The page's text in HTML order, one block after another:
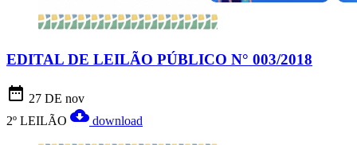
EDITAL DE LEILÃO PÚBLICO N° 003/2018
date_range 27 DE nov
2º LEILÃO cloud_download download